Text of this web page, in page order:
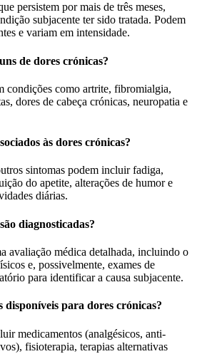
persistem por mais de três meses,
subjacente ter sido tratada. Podem
e variam em intensidade.
de dores crónicas?
condições como artrite, fibromialgia,
dores de cabeça crónicas, neuropatia e
às dores crónicas?
sintomas podem incluir fadiga,
do apetite, alterações de humor e
diárias.
diagnosticadas?
avaliação médica detalhada, incluindo o
e, possivelmente, exames de
para identificar a causa subjacente.
disponíveis para dores crónicas?
medicamentos (analgésicos, anti-
fisioterapia, terapias alternativas